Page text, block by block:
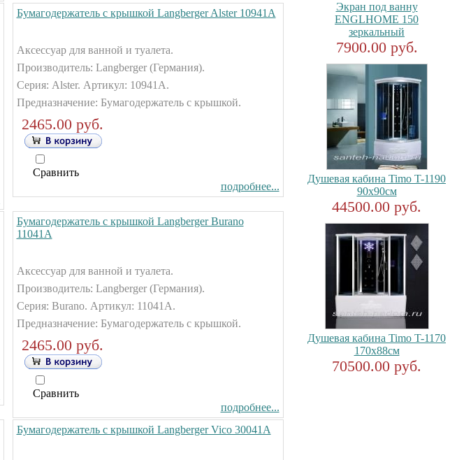
Бумагодержатель с крышкой Langberger Alster 10941А
Аксессуар для ванной и туалета.
Производитель: Langberger (Германия).
Серия: Alster. Артикул: 10941А.
Предназначение: Бумагодержатель с крышкой.
2465.00 руб.
Сравнить
подробнее...
Бумагодержатель с крышкой Langberger Burano
11041А
Аксессуар для ванной и туалета.
Производитель: Langberger (Германия).
Серия: Burano. Артикул: 11041А.
Предназначение: Бумагодержатель с крышкой.
2465.00 руб.
Сравнить
подробнее...
Бумагодержатель с крышкой Langberger Vico 30041А
Экран под ванну
ENGLHOME 150
зеркальный
7900.00 руб.
Душевая кабина Timo T-1190
90x90см
44500.00 руб.
Душевая кабина Timo T-1170
170x88см
70500.00 руб.